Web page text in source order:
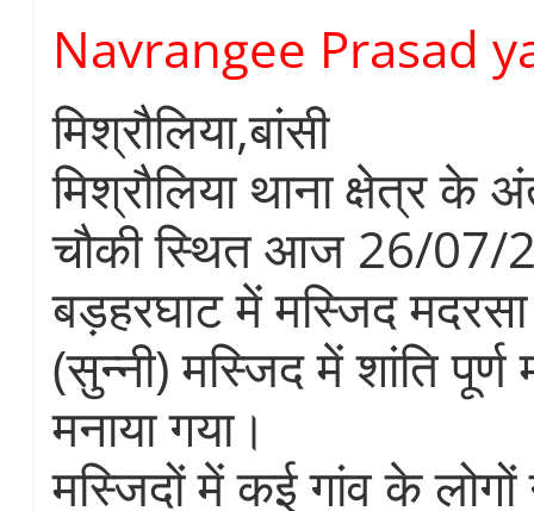
Navrangee Prasad
मिश्रौलिया,बांसी
मिश्रौलिया थाना क्षेत्र के
चौकी स्थित आज 26/07/
बड़हरघाट में मस्जिद मदरसा
(सुन्नी) मस्जिद में शांति पूर्ण
मनाया गया।
मस्जिदों में कई गांव के